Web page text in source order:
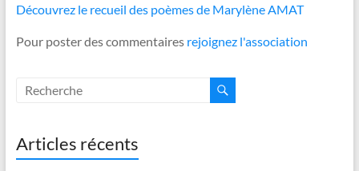
Découvrez le recueil des poèmes de Marylène AMAT
Pour poster des commentaires rejoignez l'association
Articles récents